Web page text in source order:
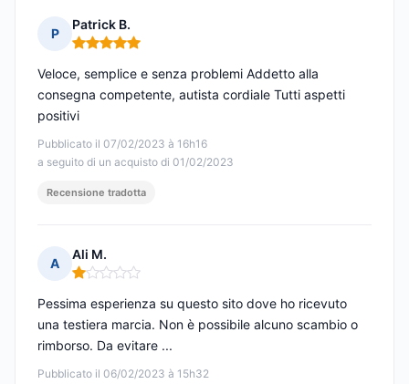
P
Patrick B.
Nota: 5 su 5
Pubblicato il 07/02/2023 à 16h16
a seguito di un acquisto di 01/02/2023
Veloce, semplice e senza problemi Addetto alla
consegna competente, autista cordiale Tutti aspetti
positivi
Recensione tradotta
A
Ali M.
Nota: 1 su 5
Pubblicato il 06/02/2023 à 15h32
Pessima esperienza su questo sito dove ho ricevuto
una testiera marcia. Non è possibile alcuno scambio o
rimborso. Da evitare ...